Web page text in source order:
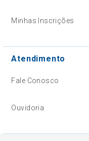
Minhas Inscrições
Atendimento
Fale Conosco
Ouvidoria